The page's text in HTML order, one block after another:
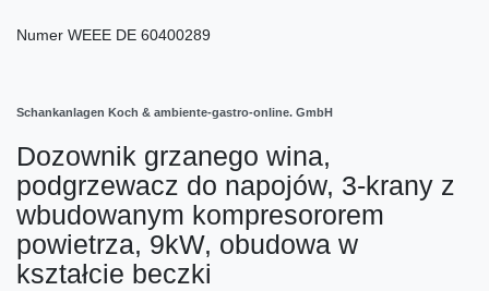
Numer WEEE DE 60400289
Schankanlagen Koch & ambiente-gastro-online. GmbH
Dozownik grzanego wina,
podgrzewacz do napojów, 3-krany z
wbudowanym kompresororem
powietrza, 9kW, obudowa w
kształcie beczki